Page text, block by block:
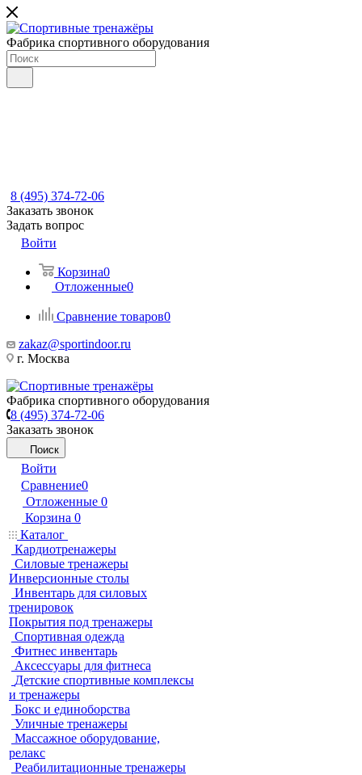
Фабрика спортивного оборудования
8 (495) 374-72-06
Заказать звонок
Задать вопрос
Войти
Корзина0
Отложенные0
Сравнение товаров0
zakaz@sportindoor.ru
г. Москва
Фабрика спортивного оборудования
8 (495) 374-72-06
Заказать звонок
Поиск
Войти
Сравнение0
Отложенные 0
Корзина 0
Каталог
Кардиотренажеры
Силовые тренажеры
Инверсионные столы
Инвентарь для силовых
тренировок
Покрытия под тренажеры
Спортивная одежда
Фитнес инвентарь
Аксессуары для фитнеса
Детские спортивные комплексы
и тренажеры
Бокс и единоборства
Уличные тренажеры
Массажное оборудование,
релакс
Реабилитационные тренажеры